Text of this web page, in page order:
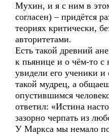
Мухин, и я с ним в
согласен) – придётся
теориях критически,
авторитетами.
Есть такой древний
к пьянице и о чём-то с
увидели его ученики
такой мудрец, а
опустившимся
ответил: «Истина
зазорно черпать из
У Маркса мы немало